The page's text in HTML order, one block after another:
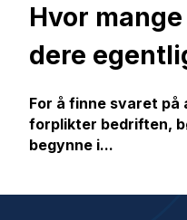
Hvor
dere
For å finne svaret
forplikter bedriften,
begynne i...